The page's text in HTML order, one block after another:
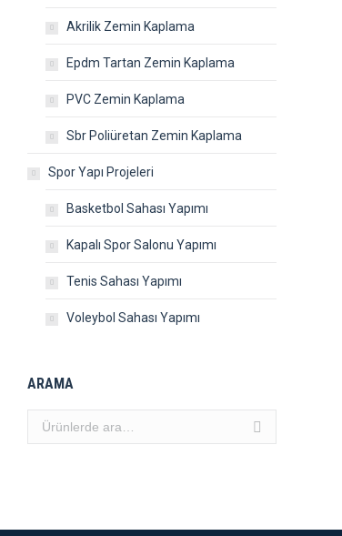
Akrilik Zemin Kaplama
Epdm Tartan Zemin Kaplama
PVC Zemin Kaplama
Sbr Poliüretan Zemin Kaplama
Spor Yapı Projeleri
Basketbol Sahası Yapımı
Kapalı Spor Salonu Yapımı
Tenis Sahası Yapımı
Voleybol Sahası Yapımı
ARAMA